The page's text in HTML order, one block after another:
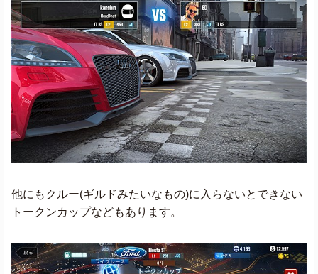
他にもクルー(ギルドみたいなもの)に入らないとできない
トークンカップなどもあります。